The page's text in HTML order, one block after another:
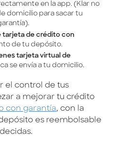
en la app. (Klar no
domicilio para sacar tu
tarjeta de crédito con
de tu depósito.
tarjeta virtual de
se envía a tu domicilio.
el control de tus
a mejorar tu crédito
con garantía, con la
es reembolsable